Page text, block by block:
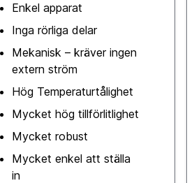
Enkel apparat
Inga rörliga delar
Mekanisk – kräver ingen
extern ström
Hög Temperaturtålighet
Mycket hög tillförlitlighet
Mycket robust
Mycket enkel att ställa
in